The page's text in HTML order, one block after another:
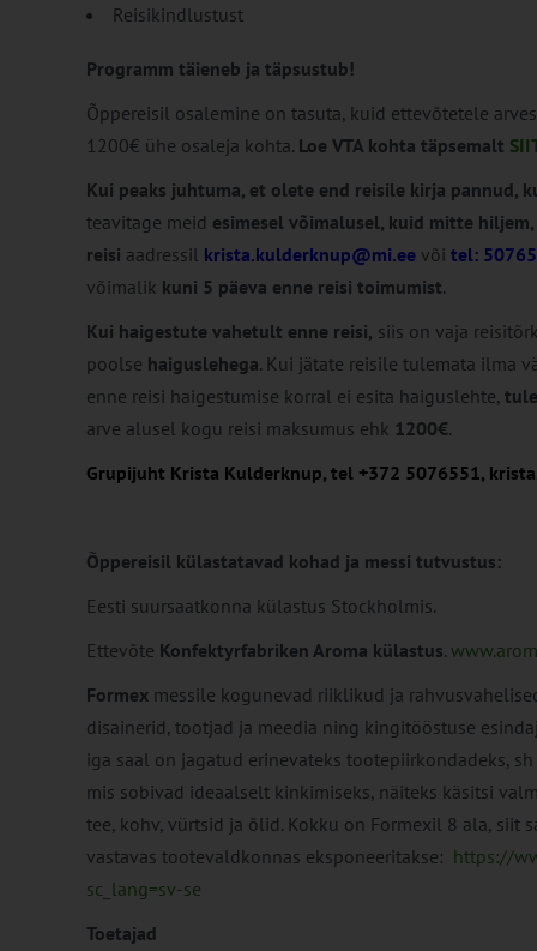
Reisikindlustust
Programm täieneb ja täpsustub!
Õppereisil osalemine on tasuta, kuid ettevõtetele
1200€ ühe osaleja kohta. Loe VTA kohta täpsemalt
Kui peaks juhtuma, et olete end reisile kirja pannud,
teavitage meid esimesel võimalusel, kuid mitte hiljem,
reisi aadressil krista.kulderknup@mi.ee või tel:
võimalik kuni 5 päeva enne reisi toimumist.
Kui haigestute vahetult enne reisi, siis on vaja
poolse haiguslehega. Kui jätate reisile tulemata ilma
enne reisi haigestumise korral ei esita haiguslehte,
arve alusel kogu reisi maksumus ehk 1200€.
Grupijuht Krista Kulderknup, tel +372 5076551,
Õppereisil külastatavad kohad ja messi tutvustus:
Eesti suursaatkonna külastus Stockholmis.
Ettevõte Konfektyrfabriken Aroma külastus.
Formex messile kogunevad riiklikud ja
disainerid, tootjad ja meedia ning kingitööstuse
iga saal on jagatud erinevateks tootepiirkondadeks,
mis sobivad ideaalselt kinkimiseks, näiteks käsitsi
tee, kohv, vürtsid ja õlid. Kokku on Formexil 8 ala, siit
vastavas tootevaldkonnas eksponeeritakse: https://
sc_lang=sv-se
Toetajad